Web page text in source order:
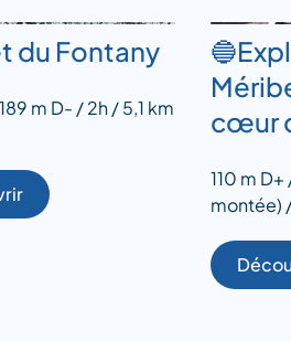
du Fontany
m D- / 2h / 5,1 km
cœur
110 m D+
montée)